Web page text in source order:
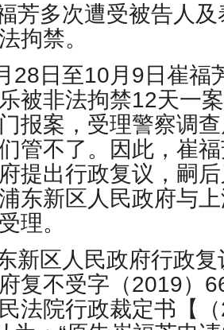
芳多次遭受被告人
拘禁。
28日至10月9日崔福
被非法拘禁12天一
报案，受理警察调
管不了。因此，崔
提出行政复议，嗣
东新区人民政府与
理。
新区人民政府行政
复不受字（2019）
法院行政裁定书【